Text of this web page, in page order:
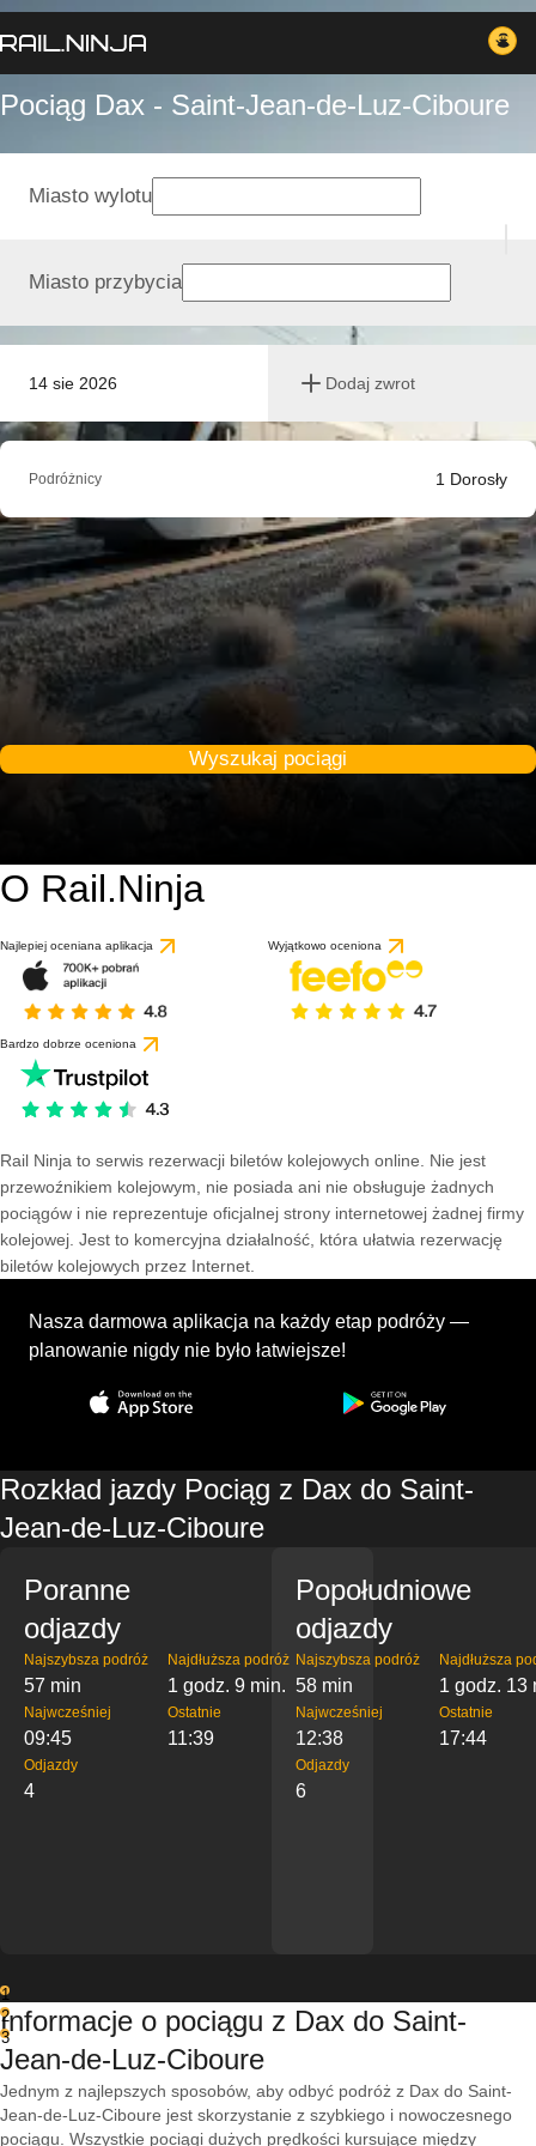
Pociąg Dax - Saint-Jean-de-Luz-Ciboure
14 sie 2026 Dodaj zwrot
Miasto wylotu
Miasto przybycia
Podróżnicy 1 Dorosły
Wyszukaj pociągi
O Rail.Ninja
Najlepiej oceniana aplikacja Wyjątkowo oceniona
Bardzo dobrze oceniona
Rail Ninja to serwis rezerwacji biletów kolejowych online. Nie jest
przewoźnikiem kolejowym, nie posiada ani nie obsługuje żadnych
pociągów i nie reprezentuje oficjalnej strony internetowej żadnej firmy
kolejowej. Jest to komercyjna działalność, która ułatwia rezerwację
biletów kolejowych przez Internet.
Nasza darmowa aplikacja na każdy etap podróży —
planowanie nigdy nie było łatwiejsze!
Rozkład jazdy Pociąg z Dax do Saint-
Jean-de-Luz-Ciboure
Poranne
odjazdy
Najszybsza podróż
57 min
Najdłuższa podróż
1 godz. 9 min.
Najwcześniej
09:45
Ostatnie
11:39
Odjazdy
4
Popołudniowe
odjazdy
Najszybsza podróż
58 min
Najdłuższa
1 godz. 13
Najwcześniej
12:38
Ostatnie
17:44
Odjazdy
6
1
2
3
Informacje o pociągu z Dax do Saint-
Jean-de-Luz-Ciboure
Jednym z najlepszych sposobów, aby odbyć podróż z Dax do Saint-
Jean-de-Luz-Ciboure jest skorzystanie z szybkiego i nowoczesnego
pociągu. Wszystkie pociągi dużych prędkości kursujące między